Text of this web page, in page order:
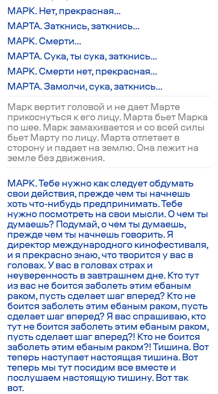
МАРК. Нет, прекрасная…
МАРТА. Заткнись, заткнись…
МАРК. Смерти…
МАРТА. Сука, ты сука, заткнись…
МАРК. Смерти нет, прекрасная…
МАРТА. Замолчи, сука, заткнись…
Марк вертит головой и не дает Марте
прикоснуться к его лицу. Марта бьет Марка
по шее. Марк замахивается и со всей силы
бьет Марту по лицу. Марта отлетает в
сторону и падает на землю. Она лежит на
земле без движения.
МАРК. Тебе нужно как следует обдумать
свои действия, прежде чем ты начнешь
хоть что-нибудь предпринимать. Тебе
нужно посмотреть на свои мысли. О чем ты
думаешь? Подумай, о чем ты думаешь,
прежде чем ты начнешь говорить. Я
директор международного кинофестиваля,
и я прекрасно знаю, что творится у вас в
головах. У вас в головах страх и
неуверенность в завтрашнем дне. Кто тут
из вас не боится заболеть этим ебаным
раком, пусть сделает шаг вперед? Кто не
боится заболеть этим ебаным раком, пусть
сделает шаг вперед? Я вас спрашиваю, кто
тут не боится заболеть этим ебаным раком,
пусть сделает шаг вперед?! Кто не боится
заболеть этим ебаным раком?! Тишина. Вот
теперь наступает настоящая тишина. Вот
теперь мы тут посидим все вместе и
послушаем настоящую тишину. Вот так
вот.